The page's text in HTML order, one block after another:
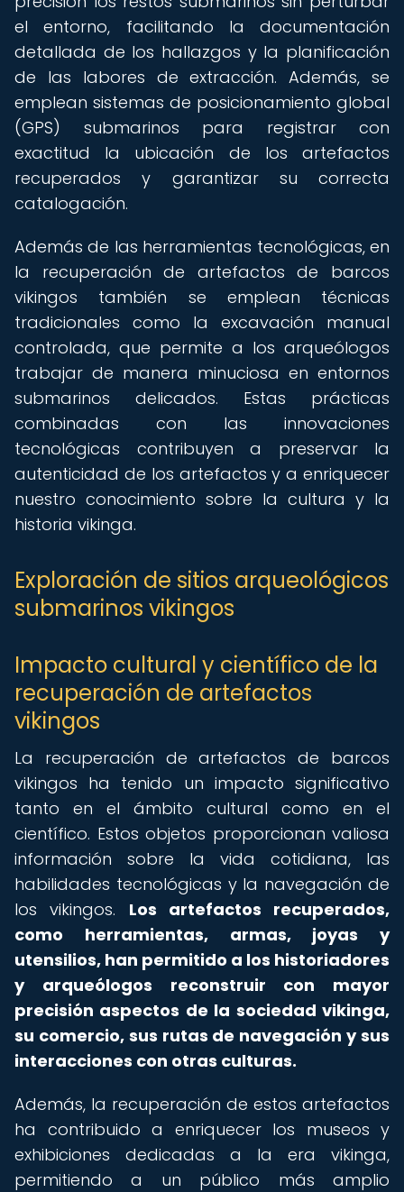
el entorno, facilitando la documentación
detallada de los hallazgos y la planificación
de las labores de extracción. Además, se
emplean sistemas de posicionamiento global
(GPS) submarinos para registrar con
exactitud la ubicación de los artefactos
recuperados y garantizar su correcta
catalogación.
Además de las herramientas tecnológicas, en
la recuperación de artefactos de barcos
vikingos también se emplean técnicas
tradicionales como la excavación manual
controlada, que permite a los arqueólogos
trabajar de manera minuciosa en entornos
submarinos delicados. Estas prácticas
combinadas con las innovaciones
tecnológicas contribuyen a preservar la
autenticidad de los artefactos y a enriquecer
nuestro conocimiento sobre la cultura y la
historia vikinga.
Exploración de sitios arqueológicos
submarinos vikingos
Impacto cultural y científico de la
recuperación de artefactos
vikingos
La recuperación de artefactos de barcos
vikingos ha tenido un impacto significativo
tanto en el ámbito cultural como en el
científico. Estos objetos proporcionan valiosa
información sobre la vida cotidiana, las
habilidades tecnológicas y la navegación de
los vikingos. Los artefactos recuperados,
como herramientas, armas, joyas y
utensilios, han permitido a los historiadores
y arqueólogos reconstruir con mayor
precisión aspectos de la sociedad vikinga,
su comercio, sus rutas de navegación y sus
interacciones con otras culturas.
Además, la recuperación de estos artefactos
ha contribuido a enriquecer los museos y
exhibiciones dedicadas a la era vikinga,
permitiendo a un público más amplio